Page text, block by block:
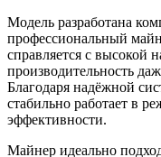
Модель разработана
профессиональный
справляется с высокой
производительность
Благодаря надёжной
стабильно работает в
эффективности.
Майнер идеально